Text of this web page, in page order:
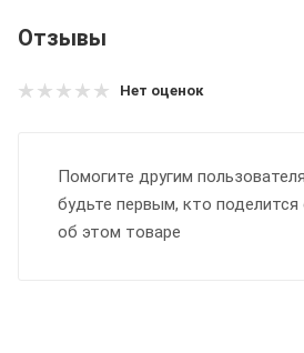
Отзывы
Нет оценок
Помогите другим
будьте первым, кто
об этом товаре